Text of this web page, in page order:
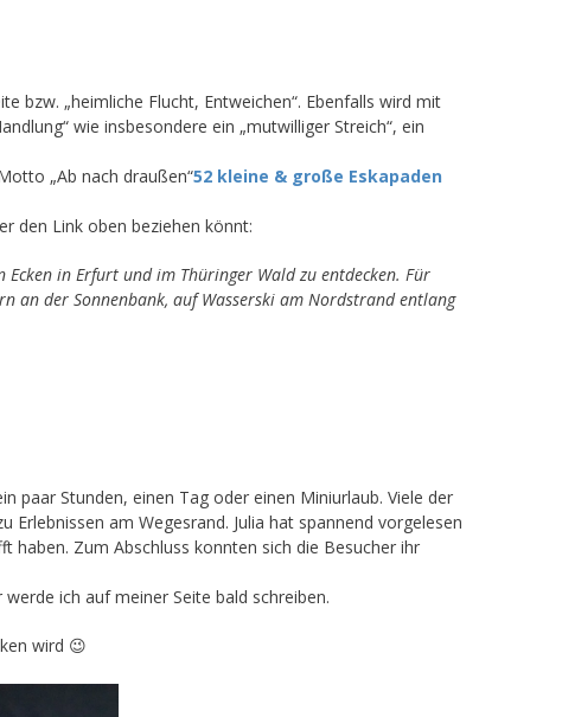
bzw. „heimliche Flucht, Entweichen“. Ebenfalls wird mit
wie insbesondere ein „mutwilliger Streich“, ein
„Ab nach draußen“52 kleine & große Eskapaden
den Link oben beziehen könnt:
in Erfurt und im Thüringer Wald zu entdecken. Für
an der Sonnenbank, auf Wasserski am Nordstrand entlang
paar Stunden, einen Tag oder einen Miniurlaub. Viele der
am Wegesrand. Julia hat spannend vorgelesen
haben. Zum Abschluss konnten sich die Besucher ihr
ich auf meiner Seite bald schreiben.
wird 😉